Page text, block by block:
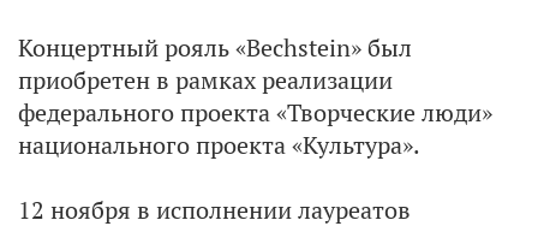
Концертный рояль «Bechstein» был
приобретен в рамках реализации
федерального проекта «Творческие люди»
национального проекта «Культура».
12 ноября в исполнении лауреатов